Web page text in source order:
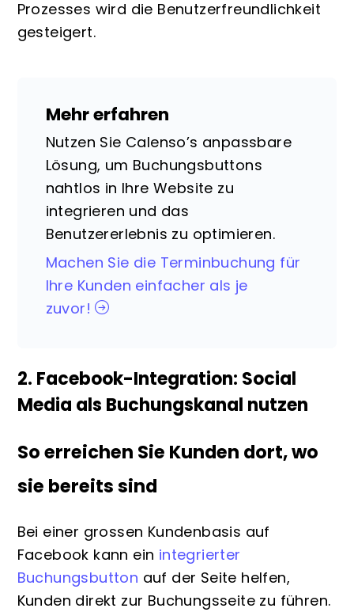
Prozesses wird die Benutzerfreundlichkeit
gesteigert.
Mehr erfahren
Nutzen Sie Calenso’s anpassbare
Lösung, um Buchungsbuttons
nahtlos in Ihre Website zu
integrieren und das
Benutzererlebnis zu optimieren.
Machen Sie die Terminbuchung für
Ihre Kunden einfacher als je
zuvor!
2. Facebook-Integration: Social
Media als Buchungskanal nutzen
So erreichen Sie Kunden dort, wo
sie bereits sind
Bei einer grossen Kundenbasis auf
Facebook kann ein integrierter
Buchungsbutton auf der Seite helfen,
Kunden direkt zur Buchungsseite zu führen.